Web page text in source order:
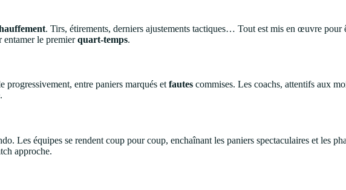
. Tirs, étirements, derniers ajustements tactiques… Tout est mis en œuvre
entamer le premierquart-temps.
progressivement, entre paniers marqués et fautes commises. Les coachs, attentifs aux
Les équipes se rendent coup pour coup, enchaînant les paniers spectaculaires et les
approche.